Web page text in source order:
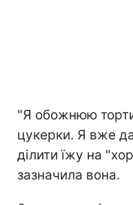
"Я обожнюю
цукерки. Я вже
ділити їжу на
зазначила вона.